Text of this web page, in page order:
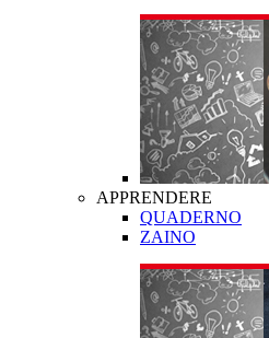
APPRENDERE
QUADERNO
ZAINO